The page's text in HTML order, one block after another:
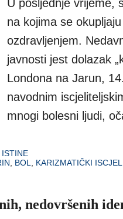
U posljednje vrijeme,
na kojima se
ozdravljenjem.
javnosti jest dolazak
Londona na Jarun,
navodnim
mnogi bolesni ljudi,
BOL KARIZMATIČKI
nedovršenih